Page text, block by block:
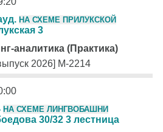
НА СХЕМЕ ПРИЛУКСКОЙ
3
аналитика (Практика)
2026] М-2214
НА СХЕМЕ ЛИНГВОБАШНИ
30/32 3 лестница